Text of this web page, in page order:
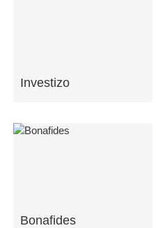
Investizo
Bonafides